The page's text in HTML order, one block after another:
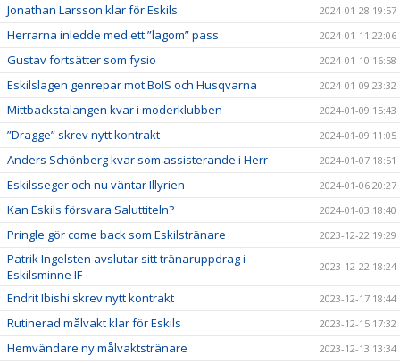
Jonathan Larsson klar för Eskils 2024-01-28 19:57
Herrarna inledde med ett ”lagom” pass 2024-01-11 22:06
Gustav fortsätter som fysio 2024-01-10 16:58
Eskilslagen genrepar mot BoIS och Husqvarna 2024-01-09 23:32
Mittbackstalangen kvar i moderklubben 2024-01-09 15:43
”Dragge” skrev nytt kontrakt 2024-01-09 11:05
Anders Schönberg kvar som assisterande i Herr 2024-01-07 18:51
Eskilsseger och nu väntar Illyrien 2024-01-06 20:27
Kan Eskils försvara Saluttiteln? 2024-01-03 18:40
Pringle gör come back som Eskilstränare 2023-12-22 19:29
Patrik Ingelsten avslutar sitt tränaruppdrag i
Eskilsminne IF
2023-12-22 18:24
Endrit Ibishi skrev nytt kontrakt 2023-12-17 18:44
Rutinerad målvakt klar för Eskils 2023-12-15 17:32
Hemvändare ny målvaktstränare 2023-12-13 13:34